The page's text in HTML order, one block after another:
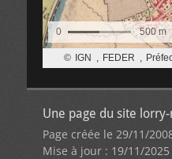
Une page du site
Page créée le 29/11/
Mise à jour : 19/11/2025